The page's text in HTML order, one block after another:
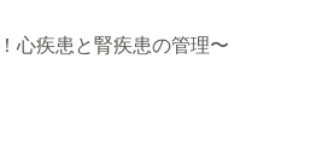
心疾患と腎疾患の管理〜